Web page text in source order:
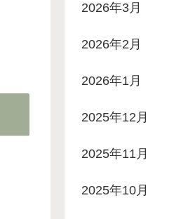
2026年3月
2026年2月
2026年1月
2025年12月
2025年11月
2025年10月